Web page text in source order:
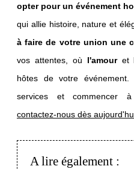
opter pour un événement
qui allie histoire, nature et
à faire de votre union une
vos attentes, où l'amouret
hôtes de votre
services et commencer
contactez-nous dès
A lire également :